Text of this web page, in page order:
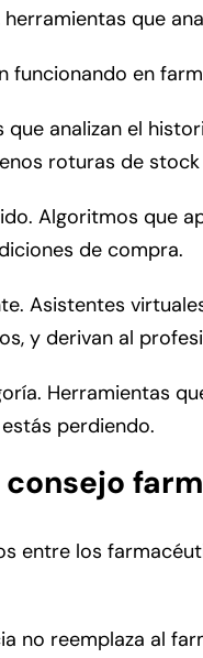
que
funcionando en
que analizan el
roturas de
Algoritmos que
de compra.
Asistentes
y derivan al
Herramientas
perdiendo.
consejo
entre los
no reemplaza al